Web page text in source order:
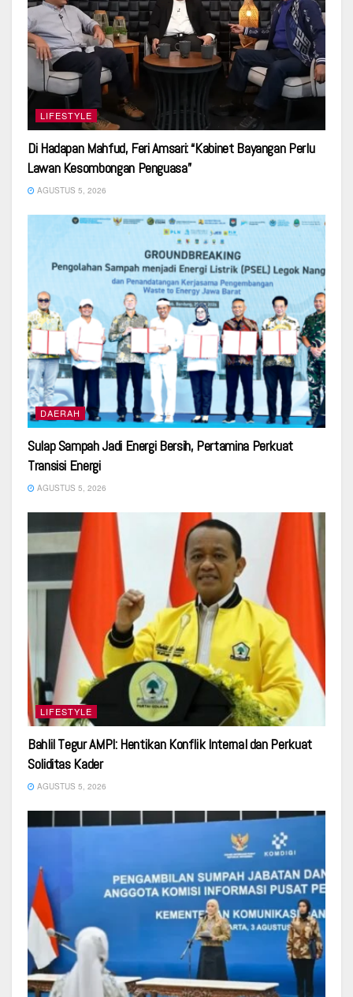
LIFESTYLE
Di Hadapan Mahfud, Feri Amsari: “Kabinet Bayangan Perlu
Lawan Kesombongan Penguasa”
AGUSTUS 5, 2026
DAERAH
Sulap Sampah Jadi Energi Bersih, Pertamina Perkuat
Transisi Energi
AGUSTUS 5, 2026
LIFESTYLE
Bahlil Tegur AMPI: Hentikan Konflik Internal dan Perkuat
Soliditas Kader
AGUSTUS 5, 2026